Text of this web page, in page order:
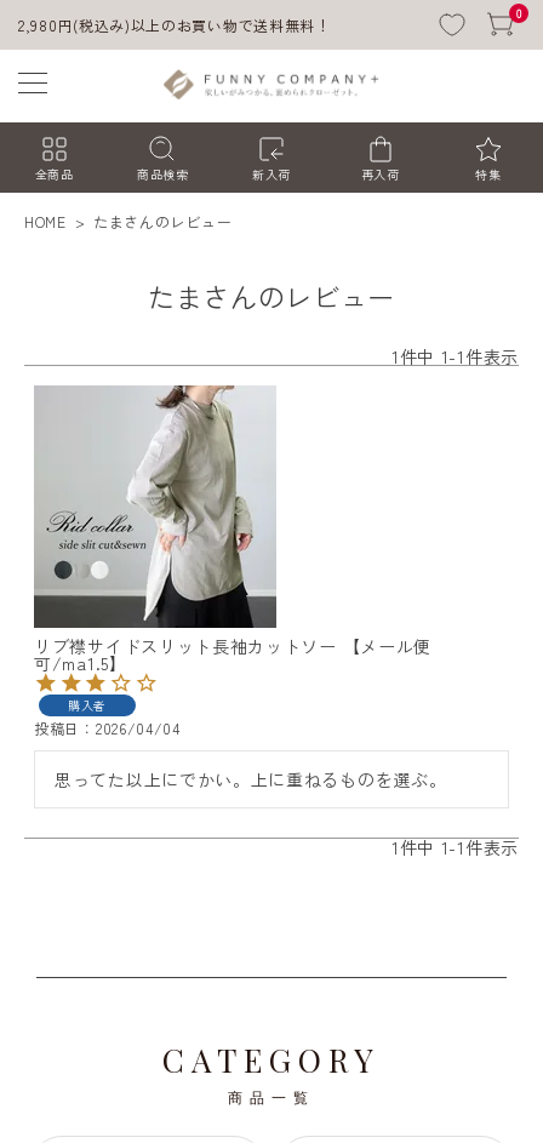
2,980円(税込み)以上のお買い物で送料無料！
0
全商品 商品検索 新入荷 再入荷 特集
ACCOUNT MENU
ようこそ ゲスト 様
ログイン 会員登録
レディーストップス
レディースボトムス
ファッション雑貨
HOME たまさんのレビュー
たまさんのレビュー
1件中 1-1件表示
リブ襟サイドスリット長袖カットソー 【メール便
可/ma1.5】
購入者
投稿日 2026/04/04
思ってた以上にでかい。上に重ねるものを選ぶ。
1件中 1-1件表示
CATEGORY
商品一覧